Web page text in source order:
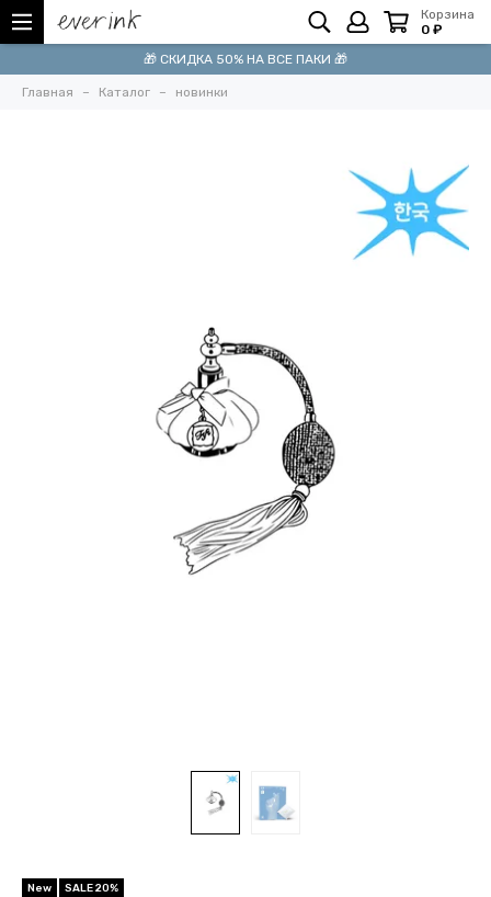
Корзина
0 ₽
🎁 СКИДКА 50% НА ВСЕ ПАКИ 🎁
Главная Каталог новинки
New SALE 20%